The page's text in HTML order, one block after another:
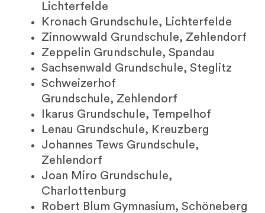
Lichterfelde
Kronach Grundschule, Lichterfelde
Zinnowwald Grundschule, Zehlendorf
Zeppelin Grundschule, Spandau
Sachsenwald Grundschule, Steglitz
Schweizerhof
Grundschule, Zehlendorf
Ikarus Grundschule, Tempelhof
Lenau Grundschule, Kreuzberg
Johannes Tews Grundschule,
Zehlendorf
Joan Miro Grundschule,
Charlottenburg
Robert Blum Gymnasium, Schöneberg